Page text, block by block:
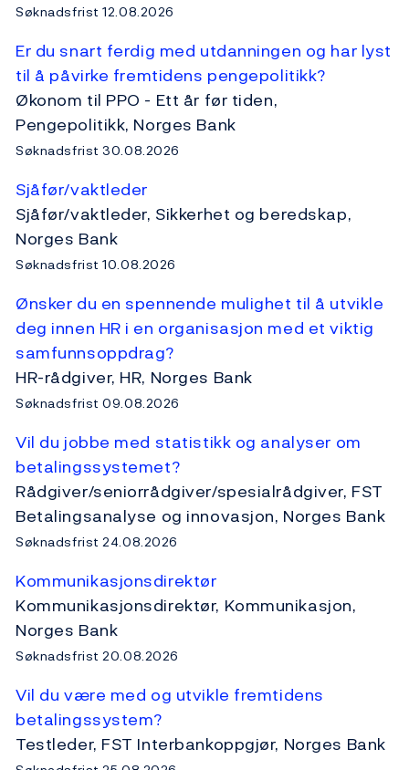
Søknadsfrist 12.08.2026
Er du snart ferdig med utdanningen og har lyst
til å påvirke fremtidens pengepolitikk?
Økonom til PPO - Ett år før tiden,
Pengepolitikk, Norges Bank
Søknadsfrist 30.08.2026
Sjåfør/vaktleder
Sjåfør/vaktleder, Sikkerhet og beredskap,
Norges Bank
Søknadsfrist 10.08.2026
Ønsker du en spennende mulighet til å utvikle
deg innen HR i en organisasjon med et viktig
samfunnsoppdrag?
HR-rådgiver, HR, Norges Bank
Søknadsfrist 09.08.2026
Vil du jobbe med statistikk og analyser om
betalingssystemet?
Rådgiver/seniorrådgiver/spesialrådgiver, FST
Betalingsanalyse og innovasjon, Norges Bank
Søknadsfrist 24.08.2026
Kommunikasjonsdirektør
Kommunikasjonsdirektør, Kommunikasjon,
Norges Bank
Søknadsfrist 20.08.2026
Vil du være med og utvikle fremtidens
betalingssystem?
Testleder, FST Interbankoppgjør, Norges Bank